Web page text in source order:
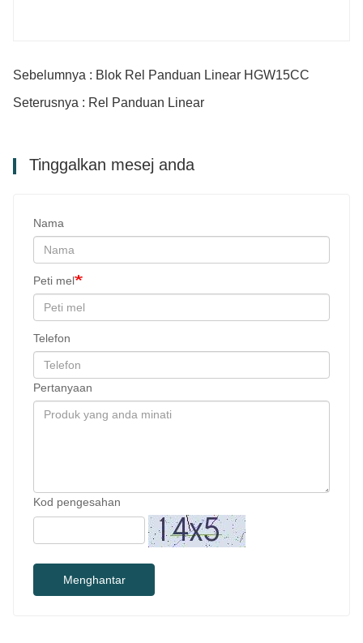
Sebelumnya : Blok Rel Panduan Linear HGW15CC
Seterusnya : Rel Panduan Linear
Tinggalkan mesej anda
Nama
Peti mel
Telefon
Pertanyaan
Kod pengesahan
Menghantar